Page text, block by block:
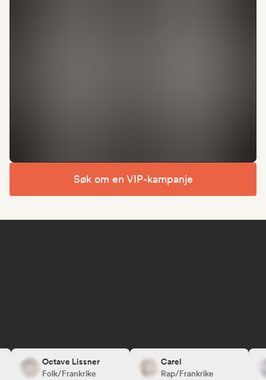
Søk om en VIP-kampanje
Octave Lissner
Folk/Frankrike
Carel
Rap/Frankrike